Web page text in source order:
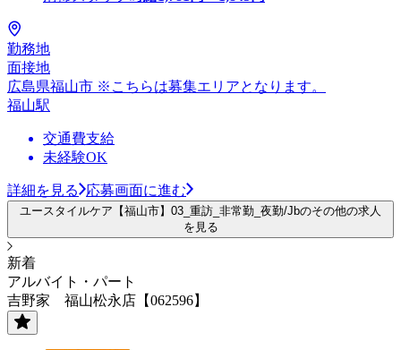
勤務地
面接地
広島県福山市 ※こちらは募集エリアとなります。
福山駅
交通費支給
未経験OK
詳細を見る 応募画面に進む
ユースタイルケア【福山市】03_重訪_非常勤_夜勤/Jbのその他の求人
を見る
新着
アルバイト・パート
吉野家 福山松永店【062596】